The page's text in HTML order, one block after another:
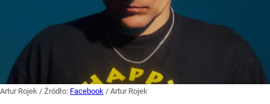
Artur Rojek / Źródło: Facebook / Artur Rojek